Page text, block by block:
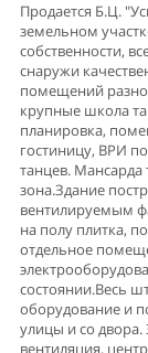
Продается Б.Ц.
земельном
собственности,
снаружи
помещений
крупные школа
планировка,
гостиницу, ВРИ
танцев. Мансарда
зона.Здание
вентилируемым
на полу плитка,
отдельное
состоянии.Весь
оборудование и
улицы и со двора.
вентиляция,